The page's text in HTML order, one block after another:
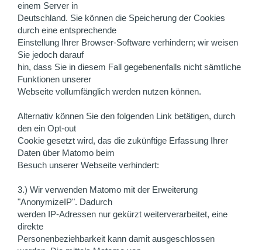
einem Server in
Deutschland. Sie können die Speicherung der Cookies
durch eine entsprechende
Einstellung Ihrer Browser-Software verhindern; wir weisen
Sie jedoch darauf
hin, dass Sie in diesem Fall gegebenenfalls nicht sämtliche
Funktionen unserer
Webseite vollumfänglich werden nutzen können.
Alternativ können Sie den folgenden Link betätigen, durch
den ein Opt-out
Cookie gesetzt wird, das die zukünftige Erfassung Ihrer
Daten über Matomo beim
Besuch unserer Webseite verhindert:
3.) Wir verwenden Matomo mit der Erweiterung
"AnonymizeIP". Dadurch
werden IP-Adressen nur gekürzt weiterverarbeitet, eine
direkte
Personenbeziehbarkeit kann damit ausgeschlossen